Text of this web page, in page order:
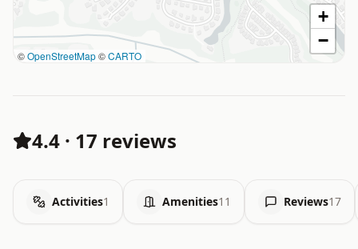
©OpenStreetMap©CARTO
+
−
4.4 · 17 reviews
Activities1 Amenities11 Reviews17